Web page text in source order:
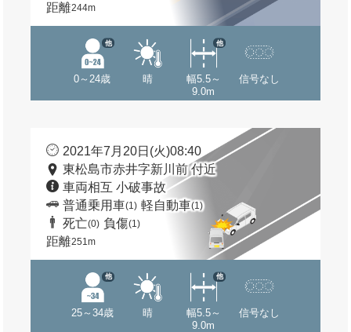
距離244m
0～24歳
他
晴
幅5.5～
9.0m
他
信号なし
2021年7月20日(火)08:40
東松島市赤井字新川前 付近
車両相互 小破事故
普通乗用車(1) 軽自動車(1)
死亡(0) 負傷(1)
距離251m
25～34歳
他
晴
幅5.5～
9.0m
他
信号なし